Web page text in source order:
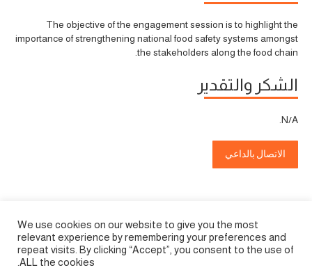
The objective of the engagement session is to highlight the
importance of strengthening national food safety systems amongst
the stakeholders along the food chain.
الشكر والتقدير
N/A.
الاتصال بالداعي
We use cookies on our website to give you the most
relevant experience by remembering your preferences and
repeat visits. By clicking “Accept”, you consent to the use of
ALL the cookies.